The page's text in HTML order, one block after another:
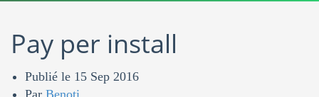
Pay per install
Publié le 15 Sep 2016
Par Benoti